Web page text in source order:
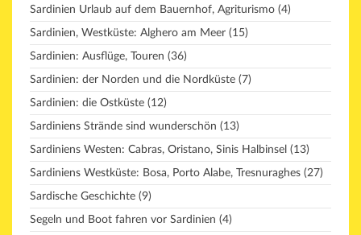
Sardinien Urlaub auf dem Bauernhof, Agriturismo (4)
Sardinien, Westküste: Alghero am Meer (15)
Sardinien: Ausflüge, Touren (36)
Sardinien: der Norden und die Nordküste (7)
Sardinien: die Ostküste (12)
Sardiniens Strände sind wunderschön (13)
Sardiniens Westen: Cabras, Oristano, Sinis Halbinsel (13)
Sardiniens Westküste: Bosa, Porto Alabe, Tresnuraghes (27)
Sardische Geschichte (9)
Segeln und Boot fahren vor Sardinien (4)